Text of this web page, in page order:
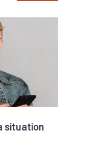
situation